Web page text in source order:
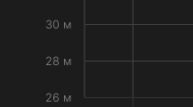
26 м
28 м
30 м